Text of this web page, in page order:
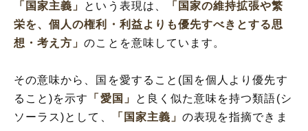
「国家主義」 という表現は、
「国家の維持拡張や繁
栄を、個人の権利・利益よりも優先すべきとする思
想・考え方」のことを意味しています。
その意味から、国を愛すること(国を個人より優先す
ること)を示す
「愛国」
と良く似た意味を持つ類語(シ
ソーラス)として、
「国家主義」の表現を指摘できま